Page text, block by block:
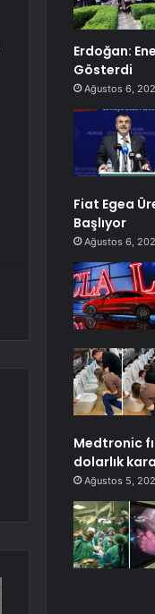
Erdoğan:
Gösterdi
Ağustos 6,
Fiat Egea
Başlıyor
Ağustos 6,
Medtronic
dolarlık
Ağustos 5,